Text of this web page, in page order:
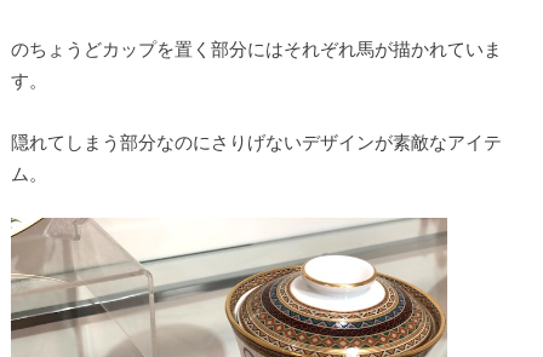
のちょうどカップを置く部分にはそれぞれ馬が描かれていま
す。
隠れてしまう部分なのにさりげないデザインが素敵なアイテ
ム。